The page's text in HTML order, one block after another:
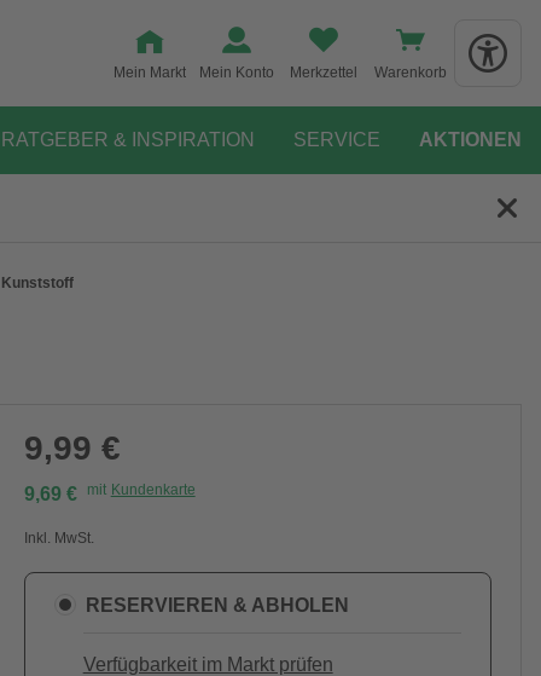
Mein Markt Mein Konto Merkzettel Warenkorb
RATGEBER & INSPIRATION SERVICE AKTIONEN
Kunststoff
9,99 €
9,69 € mit Kundenkarte
Inkl. MwSt.
RESERVIEREN & ABHOLEN
Verfügbarkeit im Markt prüfen